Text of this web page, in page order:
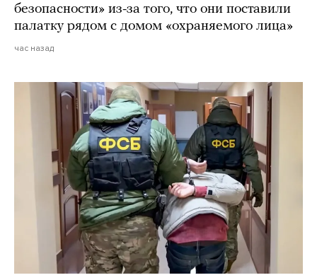
безопасности» из-за того, что они поставили
палатку рядом с домом «охраняемого лица»
час назад